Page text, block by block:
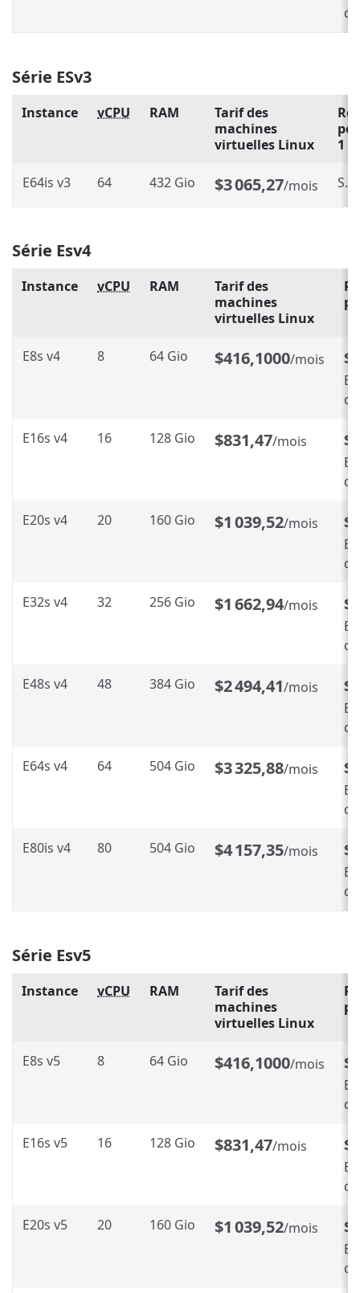
Série ESv3
Instance vCPU RAM
Tarif des
machines
virtuelles Linux
1
E64is v3 64 432 Gio $3 065,27/mois S.O.
Série Esv4
Instance vCPU RAM
Tarif des
machines
virtuelles Linux
E8s v4 8 64 Gio $416,1000/mois
E16s v4 16 128 Gio $831,47/mois
E20s v4 20 160 Gio $1 039,52/mois
E32s v4 32 256 Gio $1 662,94/mois
E48s v4 48 384 Gio $2 494,41/mois
E64s v4 64 504 Gio $3 325,88/mois
E80is v4 80 504 Gio $4 157,35/mois
Série Esv5
Instance vCPU RAM
Tarif des
machines
virtuelles Linux
E8s v5 8 64 Gio $416,1000/mois
E16s v5 16 128 Gio $831,47/mois
E20s v5 20 160 Gio $1 039,52/mois